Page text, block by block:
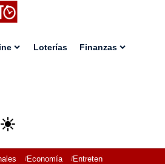
Loterías Finanzas
Economía Entretenimiento